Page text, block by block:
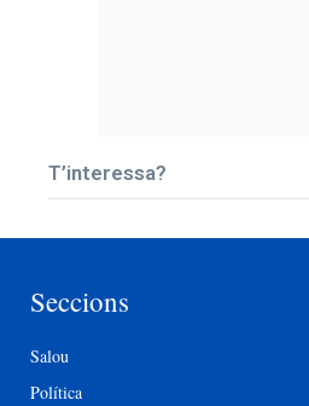
T’interessa?
Seccions
Salou
Política